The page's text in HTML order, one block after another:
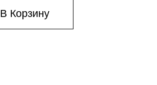
В Корзину